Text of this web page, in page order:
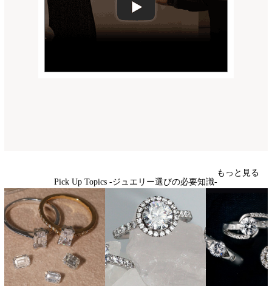
Pick Up Topics -ジュエリー選びの必要知識-
もっと見る